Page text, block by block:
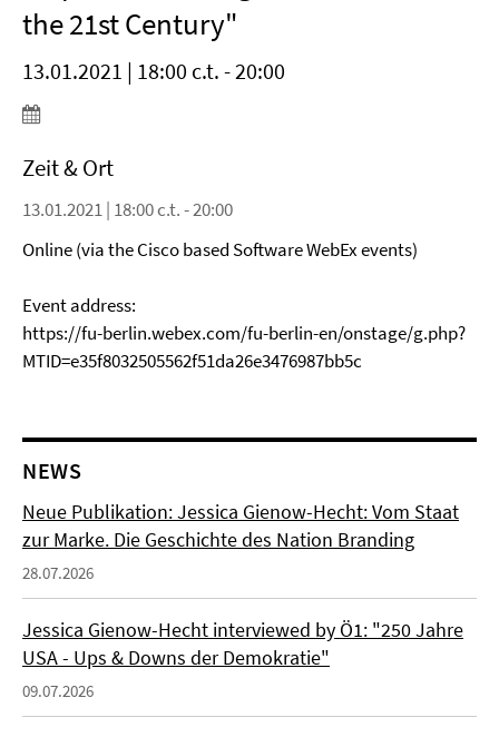
the 21st Century"
13.01.2021 | 18:00 c.t. - 20:00
Zeit & Ort
13.01.2021 | 18:00 c.t. - 20:00
Online (via the Cisco based Software WebEx events)
Event address:
https://fu-berlin.webex.com/fu-berlin-en/onstage/g.php?
MTID=e35f8032505562f51da26e3476987bb5c
NEWS
Neue Publikation: Jessica Gienow-Hecht: Vom Staat
zur Marke. Die Geschichte des Nation Branding
28.07.2026
Jessica Gienow-Hecht interviewed by Ö1: "250 Jahre
USA - Ups & Downs der Demokratie"
09.07.2026